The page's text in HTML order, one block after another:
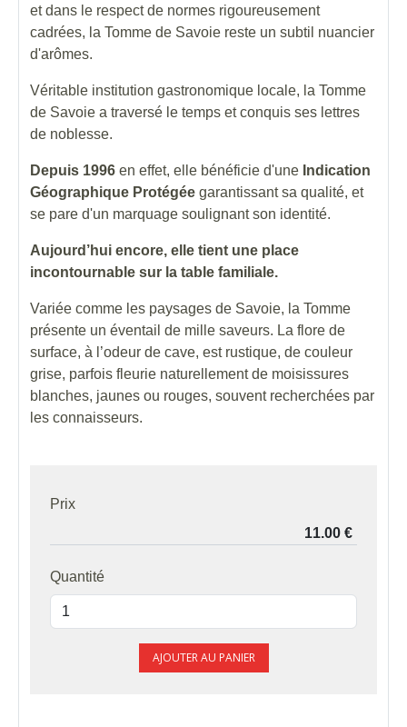
et dans le respect de normes rigoureusement
cadrées, la Tomme de Savoie reste un subtil nuancier
d'arômes.
Véritable institution gastronomique locale, la Tomme
de Savoie a traversé le temps et conquis ses lettres
de noblesse.
Depuis 1996 en effet, elle bénéficie d'une Indication
Géographique Protégée garantissant sa qualité, et
se pare d'un marquage soulignant son identité.
Aujourd’hui encore, elle tient une place
incontournable sur la table familiale.
Variée comme les paysages de Savoie, la Tomme
présente un éventail de mille saveurs. La flore de
surface, à l’odeur de cave, est rustique, de couleur
grise, parfois fleurie naturellement de moisissures
blanches, jaunes ou rouges, souvent recherchées par
les connaisseurs.
Prix
Quantité
AJOUTER AU PANIER